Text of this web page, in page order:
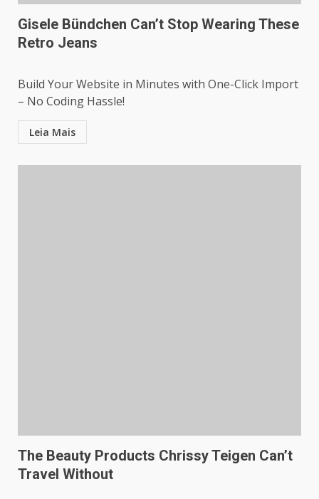
Gisele Bündchen Can’t Stop Wearing These
Retro Jeans
Build Your Website in Minutes with One-Click Import
– No Coding Hassle!
Leia Mais
The Beauty Products Chrissy Teigen Can’t
Travel Without